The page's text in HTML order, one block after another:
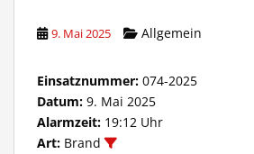
9. Mai 2025 Allgemein
Einsatznummer: 074-2025
Datum: 9. Mai 2025
Alarmzeit: 19:12 Uhr
Art: Brand